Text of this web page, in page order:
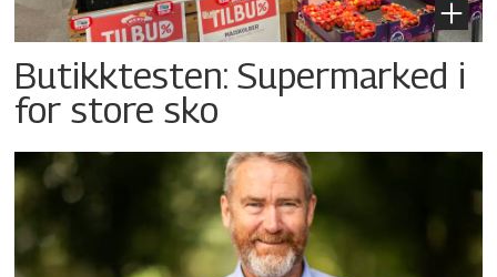
Butikktesten: Supermarked i
for store sko